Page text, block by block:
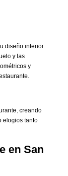
diseño interior
y las
y
creando
elogios tanto
en San